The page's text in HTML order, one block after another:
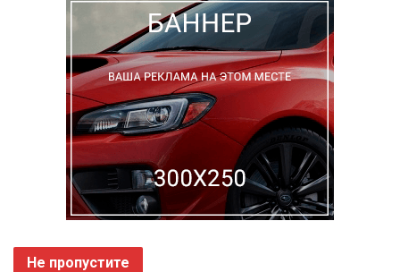
Не пропустите